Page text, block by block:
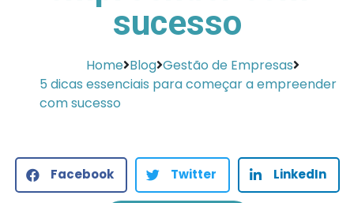
sucesso
Home Blog Gestão de Empresas
5 dicas essenciais para começar a empreender
com sucesso
Facebook Twitter LinkedIn